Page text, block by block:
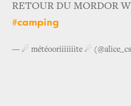
RETOUR DU MORDOR
#camping
— ☄ météooriiiiiiite ☄